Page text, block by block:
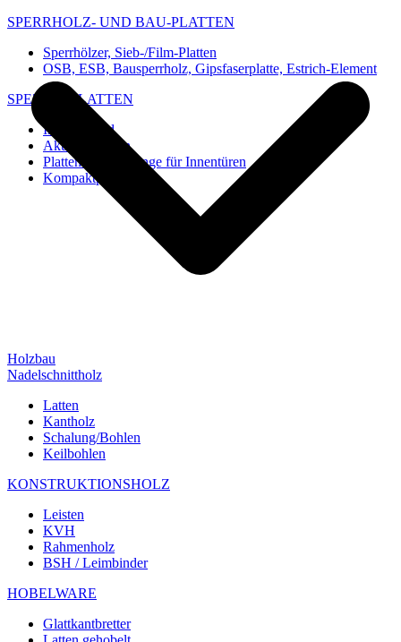
SPERRHOLZ- UND BAU-PLATTEN
Sperrhölzer, Sieb-/Film-Platten
OSB, ESB, Bausperrholz, Gipsfaserplatte, Estrich-Element
SPEZIAL-PLATTEN
Imi-Verbund
Akustik-Platten
Platten und Rohlinge für Innentüren
Kompaktplatten
Holzbau
Nadelschnittholz
Latten
Kantholz
Schalung/Bohlen
Keilbohlen
KONSTRUKTIONSHOLZ
Leisten
KVH
Rahmenholz
BSH / Leimbinder
HOBELWARE
Glattkantbretter